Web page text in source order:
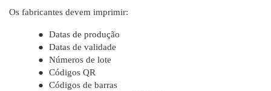
Os fabricantes devem imprimir:
●
Datas de produção
●
Datas de validade
●
Números de lote
●
Códigos QR
●
Códigos de barras